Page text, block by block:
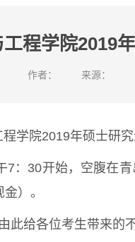
程学院2019
作者： 来源：
学院2019年硕士研
7：30开始，空腹在
）。
此给各位考生带来的